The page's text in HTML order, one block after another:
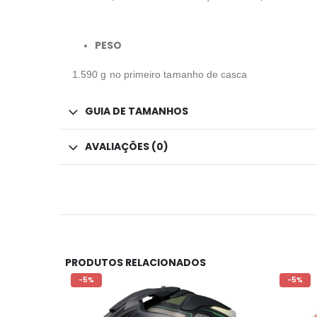
PESO
1.590 g no primeiro tamanho de casca
GUIA DE TAMANHOS
AVALIAÇÕES (0)
PRODUTOS RELACIONADOS
-5% -5%